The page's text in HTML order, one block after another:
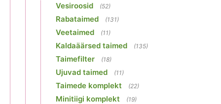
Vesiroosid (52)
Rabataimed (131)
Veetaimed (11)
Kaldaäärsed taimed (135)
Taimefilter (18)
Ujuvad taimed (11)
Taimede komplekt (22)
Minitiigi komplekt (19)